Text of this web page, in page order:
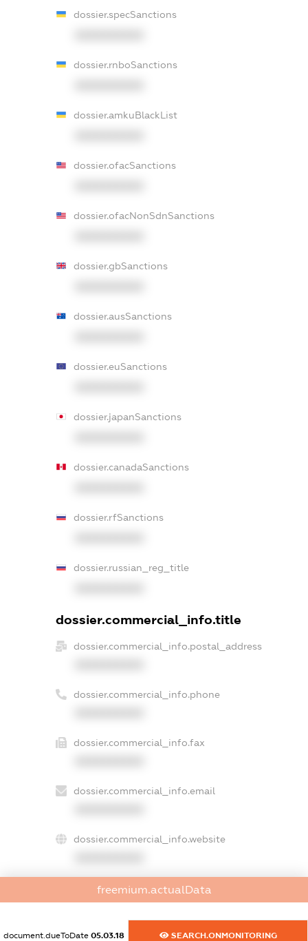
dossier.specSanctions
dossier.rnboSanctions
dossier.amkuBlackList
dossier.ofacSanctions
dossier.ofacNonSdnSanctions
dossier.gbSanctions
dossier.ausSanctions
dossier.euSanctions
dossier.japanSanctions
dossier.canadaSanctions
dossier.rfSanctions
dossier.russian_reg_title
dossier.commercial_info.title
dossier.commercial_info.postal_address
dossier.commercial_info.phone
dossier.commercial_info.fax
dossier.commercial_info.email
dossier.commercial_info.website
dossier.commercial_info.activity
XXXXXXXXXX
freemium.actualData
document.dueToDate 05.03.18 SEARCH.ONMONITORING